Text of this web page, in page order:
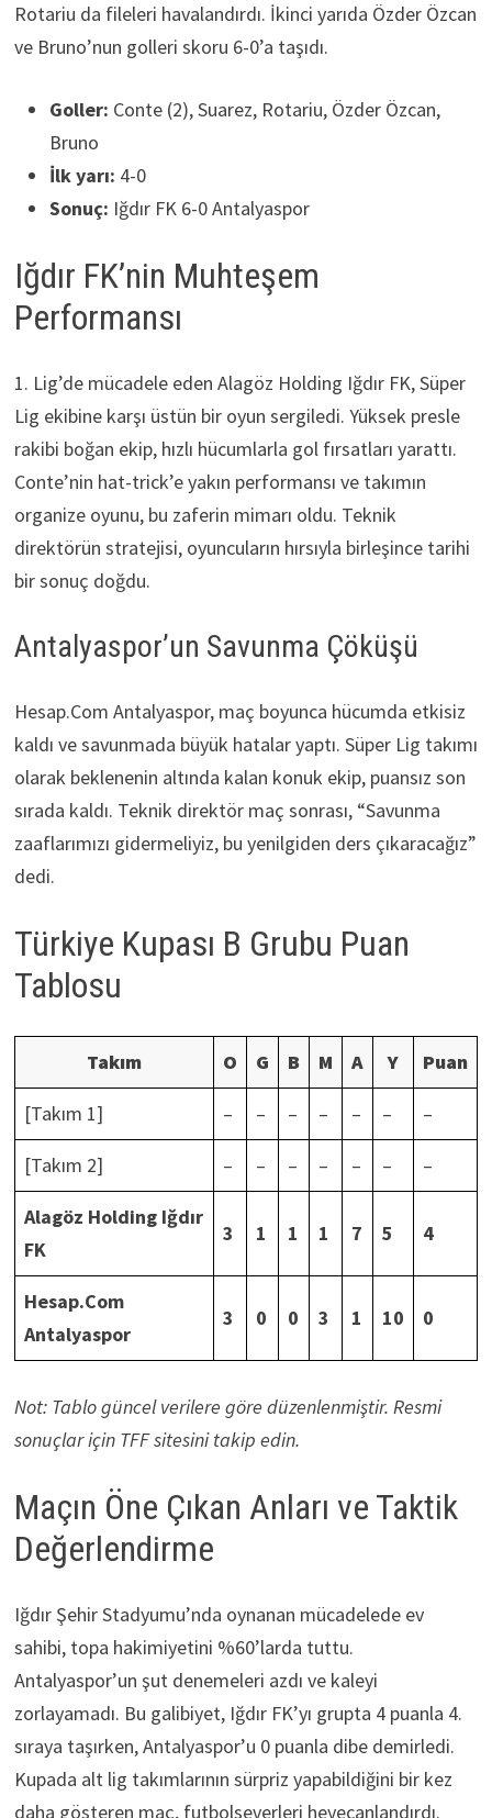
Rotariu da fileleri havalandırdı. İkinci yarıda Özder Özcan
ve Bruno’nun golleri skoru 6-0’a taşıdı.
Goller: Conte (2), Suarez, Rotariu, Özder Özcan,
Bruno
İlk yarı: 4-0
Sonuç: Iğdır FK 6-0 Antalyaspor
Iğdır FK’nin Muhteşem
Performansı
1. Lig’de mücadele eden Alagöz Holding Iğdır FK, Süper
Lig ekibine karşı üstün bir oyun sergiledi. Yüksek presle
rakibi boğan ekip, hızlı hücumlarla gol fırsatları yarattı.
Conte’nin hat-trick’e yakın performansı ve takımın
organize oyunu, bu zaferin mimarı oldu. Teknik
direktörün stratejisi, oyuncuların hırsıyla birleşince tarihi
bir sonuç doğdu.
Antalyaspor’un Savunma Çöküşü
Hesap.Com Antalyaspor, maç boyunca hücumda etkisiz
kaldı ve savunmada büyük hatalar yaptı. Süper Lig takımı
olarak beklenenin altında kalan konuk ekip, puansız son
sırada kaldı. Teknik direktör maç sonrası, “Savunma
zaaflarımızı gidermeliyiz, bu yenilgiden ders çıkaracağız”
dedi.
Türkiye Kupası B Grubu Puan
Tablosu
Takım O G B M A Y Puan
[Takım 1] – – – – – – –
[Takım 2] – – – – – – –
Alagöz Holding Iğdır
FK
3 1 1 1 7 5 4
Hesap.Com
Antalyaspor
3 0 0 3 1 10 0
Not: Tablo güncel verilere göre düzenlenmiştir. Resmi
sonuçlar için TFF sitesini takip edin.
Maçın Öne Çıkan Anları ve Taktik
Değerlendirme
Iğdır Şehir Stadyumu’nda oynanan mücadelede ev
sahibi, topa hakimiyetini %60’larda tuttu.
Antalyaspor’un şut denemeleri azdı ve kaleyi
zorlayamadı. Bu galibiyet, Iğdır FK’yı grupta 4 puanla 4.
sıraya taşırken, Antalyaspor’u 0 puanla dibe demirledi.
Kupada alt lig takımlarının sürpriz yapabildiğini bir kez
daha gösteren maç, futbolseverleri heyecanlandırdı.